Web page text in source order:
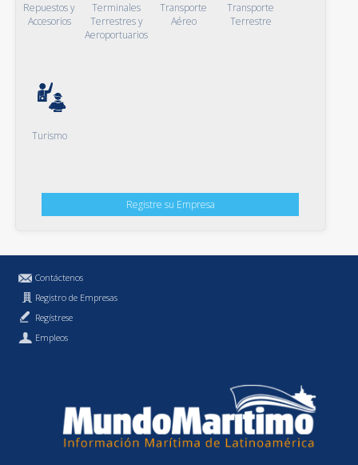
Repuestos y
Accesorios
Terminales
Terrestres y
Aeroportuarios
Transporte
Aéreo
Transporte
Terrestre
Turismo
Registre su Empresa
Contáctenos
Registro de Empresas
Regístrese
Empleos